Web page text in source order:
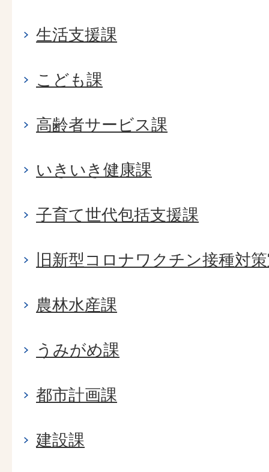
生活支援課
こども課
高齢者サービス課
いきいき健康課
子育て世代包括支援課
旧新型コロナワクチン接種対
農林水産課
うみがめ課
都市計画課
建設課